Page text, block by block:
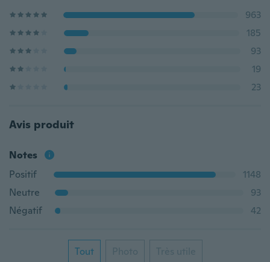
963
185
93
19
23
Avis produit
Notes
Positif
1148
Neutre
93
Négatif
42
Tout Photo Très utile